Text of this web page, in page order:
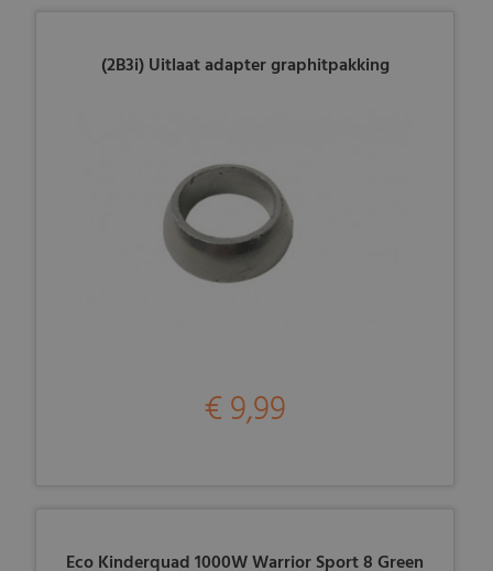
(2B3i) Uitlaat adapter graphitpakking
€ 9,99
Eco Kinderquad 1000W Warrior Sport 8 Green